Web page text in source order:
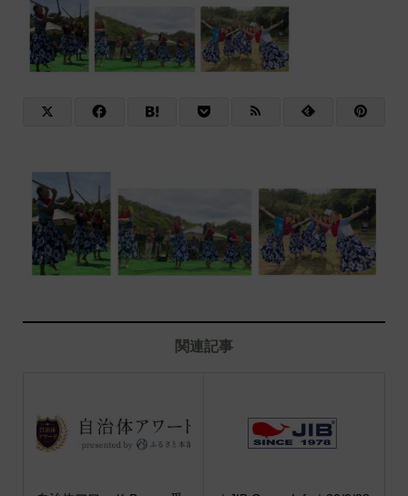
関連記事